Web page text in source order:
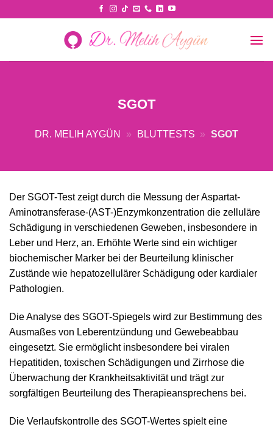
SGOT
DR. MELIH AYGÜN » BLUTTESTS » SGOT
Der SGOT-Test zeigt durch die Messung der Aspartat-
Aminotransferase-(AST-)Enzymkonzentration die zelluläre
Schädigung in verschiedenen Geweben, insbesondere in
Leber und Herz, an. Erhöhte Werte sind ein wichtiger
biochemischer Marker bei der Beurteilung klinischer
Zustände wie hepatozellulärer Schädigung oder kardialer
Pathologien.
Die Analyse des SGOT-Spiegels wird zur Bestimmung des
Ausmaßes von Leberentzündung und Gewebeabbau
eingesetzt. Sie ermöglicht insbesondere bei viralen
Hepatitiden, toxischen Schädigungen und Zirrhose die
Überwachung der Krankheitsaktivität und trägt zur
sorgfältigen Beurteilung des Therapieansprechens bei.
Die Verlaufskontrolle des SGOT-Wertes spielt eine